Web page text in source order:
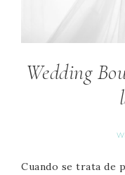
Wedding
Cuando se trata de